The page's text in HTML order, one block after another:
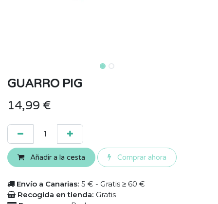
GUARRO PIG
14,99 €
Añadir a la cesta Comprar ahora
Envío a Canarias: 5 € - Gratis ≥ 60 €
Recogida en tienda: Gratis